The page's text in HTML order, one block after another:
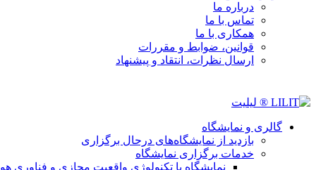
درباره ما
تماس با ما
همکاری با ما
قوانین، ضوابط و مقررات
ارسال نظرات، انتقاد و پیشنهاد
گالری و نمایشگاه
بازدید از نمایشگاه‌های درحال برگزاری
خدمات برگزاری نمایشگاه
نمایشگاه با تکنولوژی واقعیت مجازی و